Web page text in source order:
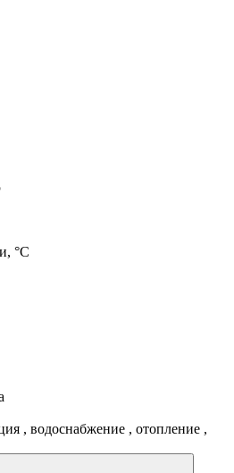
°С
, водоснабжение , отопление ,